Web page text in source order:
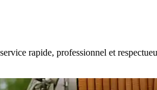
rapide, professionnel et